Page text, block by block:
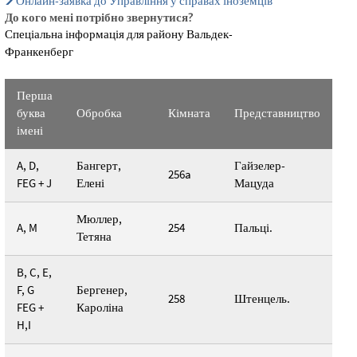
До кого мені потрібно звернутися?
Спеціальна інформація для району Вальдек-
Франкенберг
Перша
буква
імені
Обробка Кімната Представництво
A, D,
FEG + J
Бангерт,
Елені
256a
Гайзелер-
Мацуда
A, M
Мюллер,
Тетяна
254 Пальці.
B, C, E,
F, G
FEG +
H,I
Бергенер,
Кароліна
258 Штенцель.